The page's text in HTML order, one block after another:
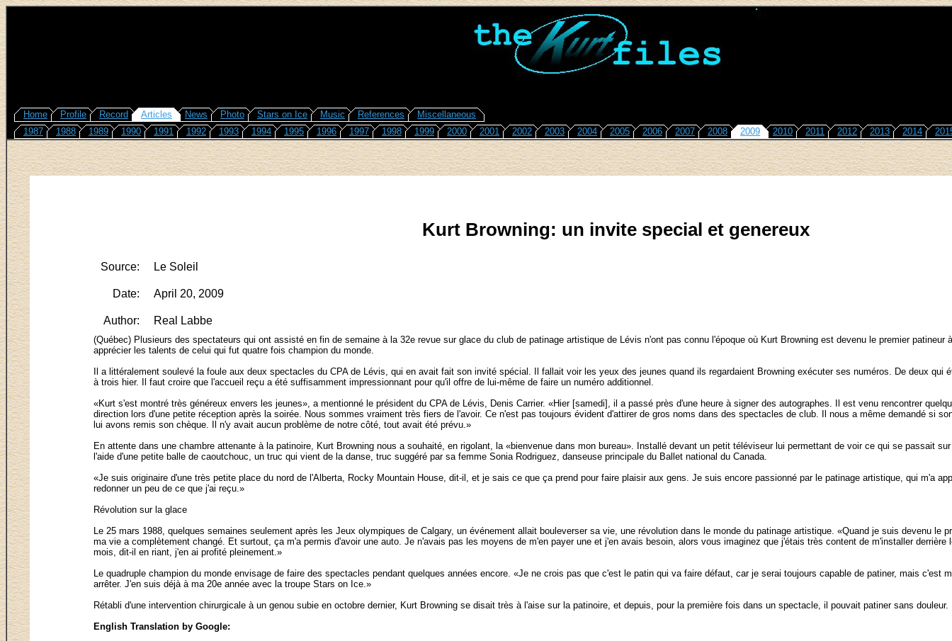
Home Profile Record Articles News Photo Stars on Ice Music References
Miscellaneous
1987
1988 1989 1990 1991 1992 1993 1994 1995 1996 1997 1998 1999 2000 2001 2002 2003 2004 2005 2006 2007 2008 2009 2010 2011 2012 2013 2014
Kurt Browning: un invite special et genereux
Source: Le Soleil
Date: April 20, 2009
Author: Real Labbe
(Québec) Plusieurs des spectateurs qui ont assisté en fin de semaine à la 32e revue sur glace du club de patinage artistique de Lévis n'ont pas connu l'époque où Kurt Browning est devenu le premier patineur
apprécier les talents de celui qui fut quatre fois champion du monde.
Il a littéralement soulevé la foule aux deux spectacles du CPA de Lévis, qui en avait fait son invité spécial. Il fallait voir les yeux des jeunes quand ils regardaient Browning exécuter ses numéros. De deux qui
à trois hier. Il faut croire que l'accueil reçu a été suffisamment impressionnant pour qu'il offre de lui-même de faire un numéro additionnel.
«Kurt s'est montré très généreux envers les jeunes», a mentionné le président du CPA de Lévis, Denis Carrier. «Hier [samedi], il a passé près d'une heure à signer des autographes. Il est venu rencontrer
direction lors d'une petite réception après la soirée. Nous sommes vraiment très fiers de l'avoir. Ce n'est pas toujours évident d'attirer de gros noms dans des spectacles de club. Il nous a même demandé si
lui avons remis son chèque. Il n'y avait aucun problème de notre côté, tout avait été prévu.»
En attente dans une chambre attenante à la patinoire, Kurt Browning nous a souhaité, en rigolant, la «bienvenue dans mon bureau». Installé devant un petit téléviseur lui permettant de voir ce qui se passait
l'aide d'une petite balle de caoutchouc, un truc qui vient de la danse, truc suggéré par sa femme Sonia Rodriguez, danseuse principale du Ballet national du Canada.
«Je suis originaire d'une très petite place du nord de l'Alberta, Rocky Mountain House, dit-il, et je sais ce que ça prend pour faire plaisir aux gens. Je suis encore passionné par le patinage artistique, qui m'a
redonner un peu de ce que j'ai reçu.»
Révolution sur la glace
Le 25 mars 1988, quelques semaines seulement après les Jeux olympiques de Calgary, un événement allait bouleverser sa vie, une révolution dans le monde du patinage artistique. «Quand je suis devenu le
ma vie a complètement changé. Et surtout, ça m'a permis d'avoir une auto. Je n'avais pas les moyens de m'en payer une et j'en avais besoin, alors vous imaginez que j'étais très content de m'installer
mois, dit-il en riant, j'en ai profité pleinement.»
Le quadruple champion du monde envisage de faire des spectacles pendant quelques années encore. «Je ne crois pas que c'est le patin qui va faire défaut, car je serai toujours capable de patiner, mais c'est
arrêter. J'en suis déjà à ma 20e année avec la troupe Stars on Ice.»
Rétabli d'une intervention chirurgicale à un genou subie en octobre dernier, Kurt Browning se disait très à l'aise sur la patinoire, et depuis, pour la première fois dans un spectacle, il pouvait patiner sans douleur.
English Translation by Google: